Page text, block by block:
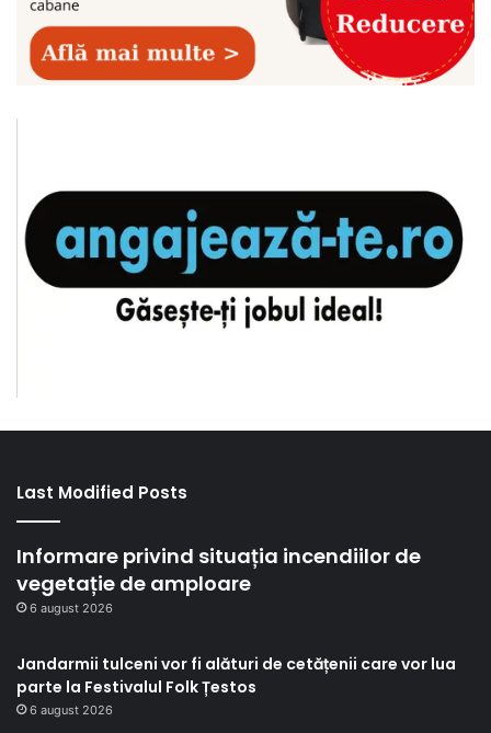
Last Modified Posts
Informare privind situația incendiilor de
vegetație de amploare
6 august 2026
Jandarmii tulceni vor fi alături de cetățenii care vor lua
parte la Festivalul Folk Țestos
6 august 2026